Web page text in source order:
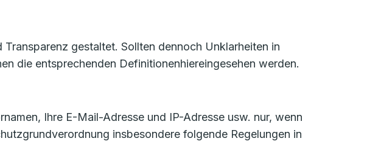
gestaltet. Sollten dennoch Unklarheiten in
die entsprechenden Definitionenhiereingesehen werden.
Ihre E-Mail-Adresse und IP-Adresse usw. nur, wenn
insbesondere folgende Regelungen in